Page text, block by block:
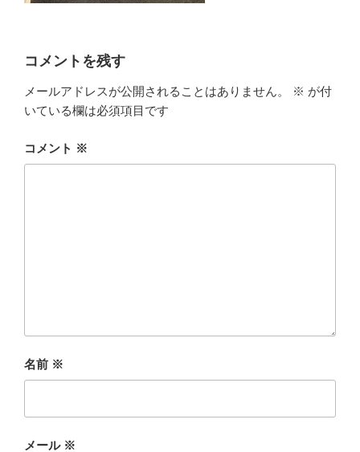
コメントを残す
メールアドレスが公開されることはありません。 ※ が付
いている欄は必須項目です
コメント ※
名前 ※
メール ※